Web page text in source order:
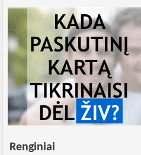
Renginiai